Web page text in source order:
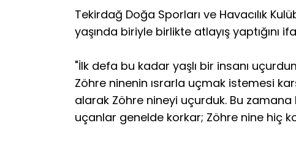
Tekirdağ Doğa Sporları ve Havacılık
yaşında biriyle birlikte atlayış yaptığını
"İlk defa bu kadar yaşlı bir insanı
Zöhre ninenin ısrarla uçmak istemesi
alarak Zöhre nineyi uçurduk. Bu
uçanlar genelde korkar; Zöhre nine hiç